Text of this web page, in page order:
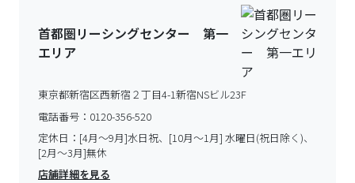
首都圏リーシングセンター 第一
エリア
東京都新宿区西新宿２丁目4-1新宿NSビル23F
電話番号： 0120-356-520
定休日： [4月～9月]水日祝、[10月～1月] 水曜日(祝日除く)、
[2月～3月]無休
店舗詳細を見る